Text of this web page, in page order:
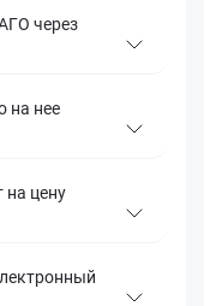
через
на нее
на цену